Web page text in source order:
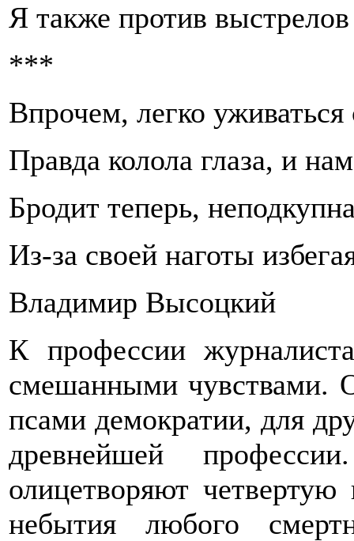
Я также против
***
Впрочем, легко
Правда колола глаза, и
Бродит теперь,
Из-за своей наготы
Владимир Высоцкий
К профессии
смешанными чувствами.
псами демократии, для
древнейшей
олицетворяют
небытия любого